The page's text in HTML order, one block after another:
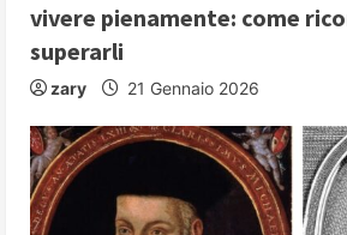
vivere pienamente: come
superarli
zary 21 Gennaio 2026